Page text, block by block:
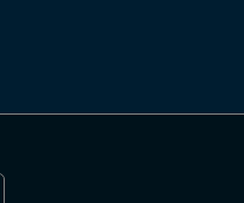
在Washington DC的福特剧
在Philadelphia的富兰克林研